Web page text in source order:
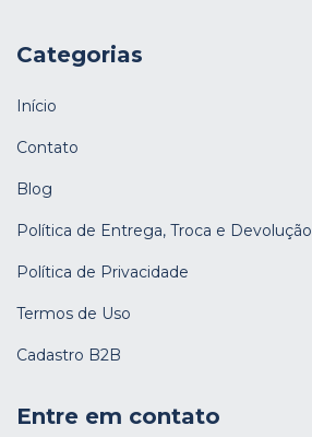
Categorias
Início
Contato
Blog
Política de Entrega, Troca e Devolução
Política de Privacidade
Termos de Uso
Cadastro B2B
Entre em contato